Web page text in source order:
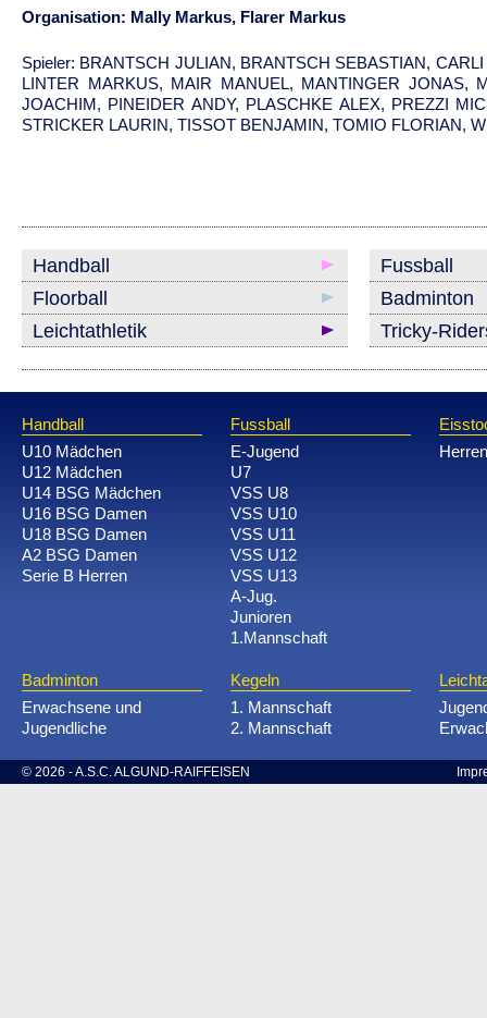
Organisation: Mally Markus, Flarer Markus
Spieler: BRANTSCH JULIAN, BRANTSCH SEBASTIAN,
LINTER MARKUS, MAIR MANUEL, MANTINGER JONAS,
JOACHIM, PINEIDER ANDY, PLASCHKE ALEX, PREZZI
STRICKER LAURIN, TISSOT BENJAMIN, TOMIO FLORIAN,
Handball
Fussball
Floorball
Badminton
Leichtathletik
Tricky-
Handball
U10 Mädchen
U12 Mädchen
U14 BSG Mädchen
U16 BSG Damen
U18 BSG Damen
A2 BSG Damen
Serie B Herren
Fussball
E-Jugend
U7
VSS U8
VSS U10
VSS U11
VSS U12
VSS U13
A-Jug.
Junioren
1.Mannschaft
Herren
Badminton
Erwachsene und
Jugendliche
Kegeln
1. Mannschaft
2. Mannschaft
© 2026 - A.S.C. ALGUND-RAIFFEISEN